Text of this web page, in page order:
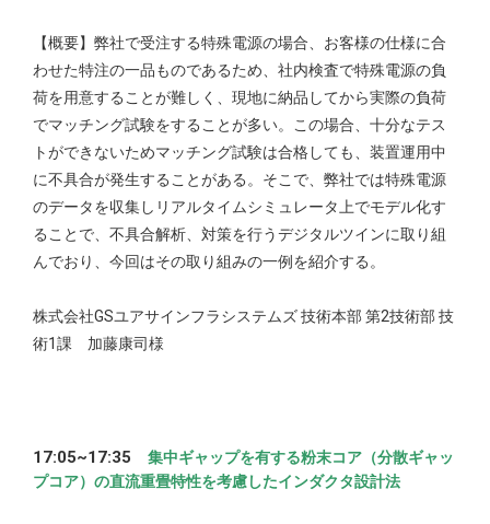
【概要】弊社で受注する特殊電源の場合、お客様の仕様に合
わせた特注の一品ものであるため、社内検査で特殊電源の負
荷を用意することが難しく、現地に納品してから実際の負荷
でマッチング試験をすることが多い。この場合、十分なテス
トができないためマッチング試験は合格しても、装置運用中
に不具合が発生することがある。そこで、弊社では特殊電源
のデータを収集しリアルタイムシミュレータ上でモデル化す
ることで、不具合解析、対策を行うデジタルツインに取り組
んでおり、今回はその取り組みの一例を紹介する。
株式会社GSユアサインフラシステムズ 技術本部 第2技術部 技
術1課 加藤康司様
17:05~17:35 集中ギャップを有する粉末コア（分散ギャッ
プコア）の直流重畳特性を考慮したインダクタ設計法